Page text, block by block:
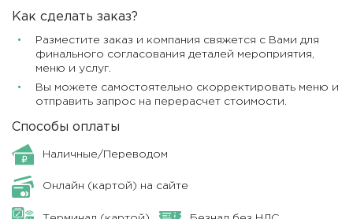
Как сделать заказ?
Разместите заказ и компания свяжется с Вами для
финального согласования деталей мероприятия,
меню и услуг.
Вы можете самостоятельно скорректировать меню и
отправить запрос на перерасчет стоимости.
Способы оплаты
Наличные/Переводом
Онлайн (картой) на сайте